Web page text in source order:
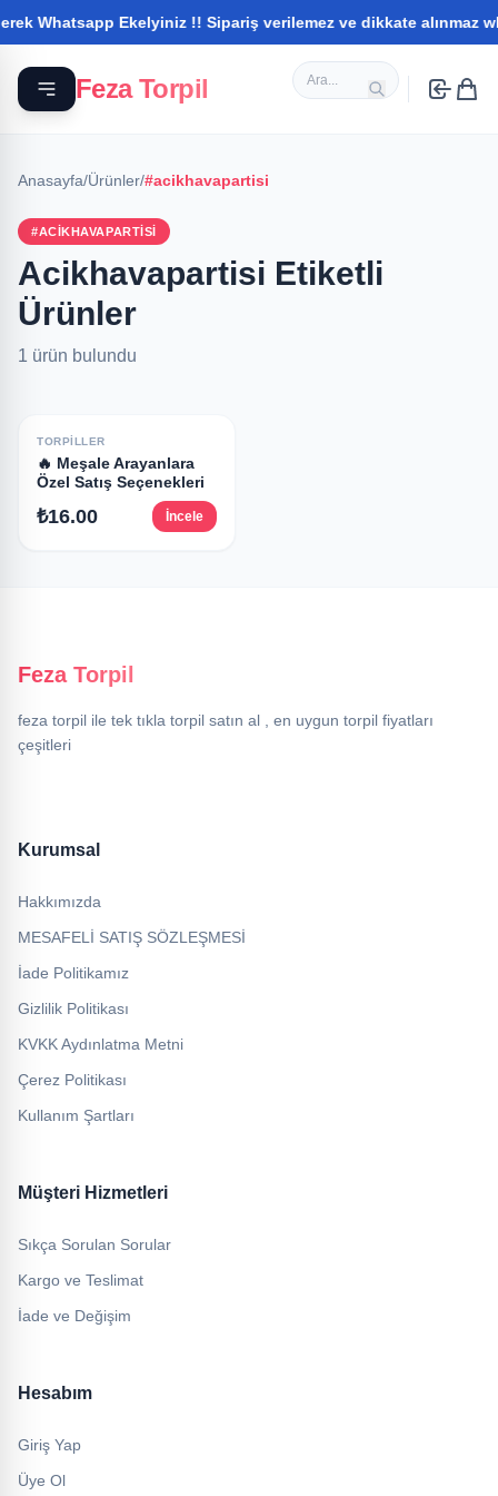
Whatsapp Ekelyiniz !! Sipariş verilemez ve dikkate alınmaz
Feza Torpil
Anasayfa/Ürünler/#acikhavapartisi
#ACIKHAVAPARTISI
Acikhavapartisi Etiketli
Ürünler
1 ürün bulundu
TORPILLER
🔥 Meşale Arayanlara
Özel Satış Seçenekleri
₺16.00 İncele
Feza Torpil
feza torpil ile tek tıkla torpil satın al , en uygun torpil fiyatları
çeşitleri
Kurumsal
Hakkımızda
MESAFELİ SATIŞ SÖZLEŞMESİ
İade Politikamız
Gizlilik Politikası
KVKK Aydınlatma Metni
Çerez Politikası
Kullanım Şartları
Müşteri Hizmetleri
Sıkça Sorulan Sorular
Kargo ve Teslimat
İade ve Değişim
Hesabım
Giriş Yap
Üye Ol